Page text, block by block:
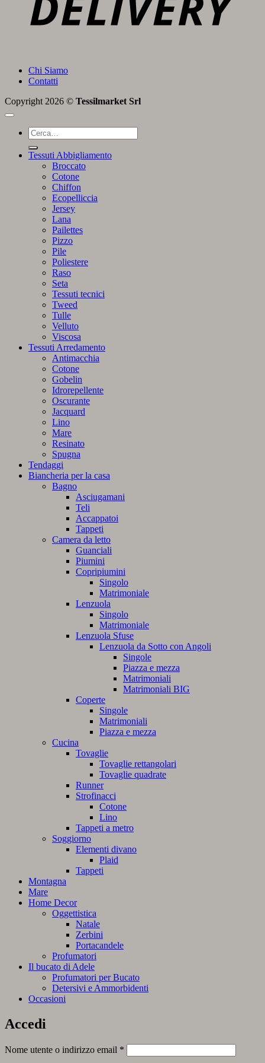
Chi Siamo
Contatti
Copyright 2026 © Tessilmarket Srl
Cerca:
Tessuti Abbigliamento
Broccato
Cotone
Chiffon
Ecopelliccia
Jersey
Lana
Pailettes
Pizzo
Pile
Poliestere
Raso
Seta
Tessuti tecnici
Tweed
Tulle
Velluto
Viscosa
Tessuti Arredamento
Antimacchia
Cotone
Gobelin
Idrorepellente
Oscurante
Jacquard
Lino
Mare
Resinato
Spugna
Tendaggi
Biancheria per la casa
Bagno
Asciugamani
Teli
Accappatoi
Tappeti
Camera da letto
Guanciali
Piumini
Copripiumini
Singolo
Matrimoniale
Lenzuola
Singolo
Matrimoniale
Lenzuola Sfuse
Lenzuola da Sotto con Angoli
Singole
Piazza e mezza
Matrimoniali
Matrimoniali BIG
Coperte
Singole
Matrimoniali
Piazza e mezza
Cucina
Tovaglie
Tovaglie rettangolari
Tovaglie quadrate
Runner
Strofinacci
Cotone
Lino
Tappeti a metro
Soggiorno
Elementi divano
Plaid
Tappeti
Montagna
Mare
Home Decor
Oggettistica
Natale
Zerbini
Portacandele
Profumatori
Il bucato di Adele
Profumatori per Bucato
Detersivi e Ammorbidenti
Occasioni
Accedi
Nome utente o indirizzo email *